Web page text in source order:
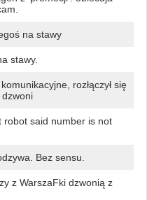
na stawy
stawy.
rozłączył się
dzwoni
said number is not
Bez sensu.
z WarszaFki dzwonią z